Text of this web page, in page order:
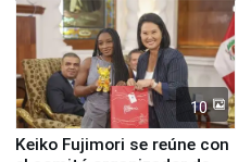
10
Keiko Fujimori se reúne con